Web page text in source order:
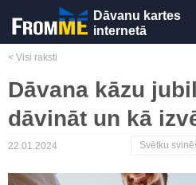
Dāvanu kartes
internetā
< Visi raksti
Dāvana kāzu
dāvināt un kā
22.01.2024 Svētku